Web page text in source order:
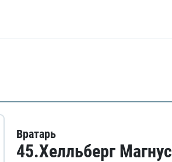
Вратарь
45.Хелльберг Магнус